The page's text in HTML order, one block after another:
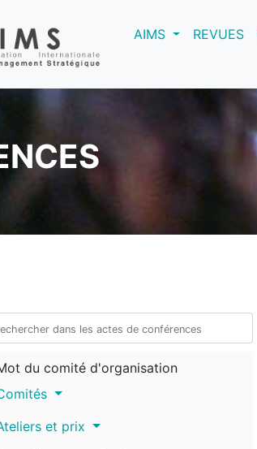
AIMS(current)REVUES
du comité d'organisation
et prix